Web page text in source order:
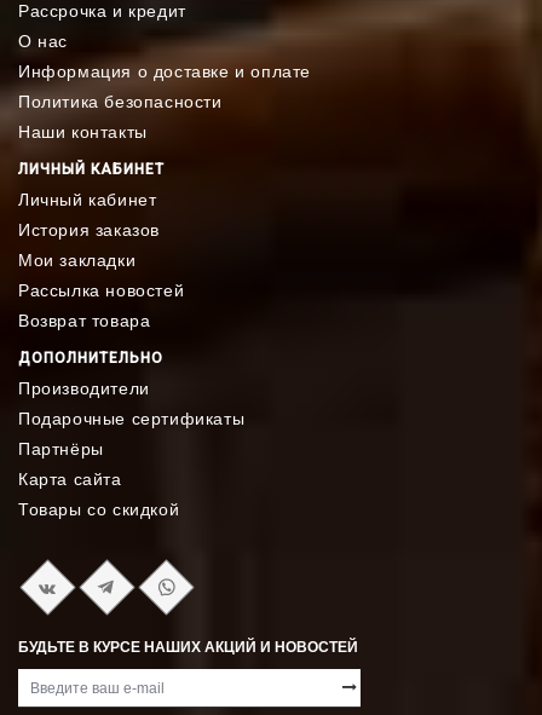
Рассрочка и кредит
О нас
Информация о доставке и оплате
Политика безопасности
Наши контакты
ЛИЧНЫЙ КАБИНЕТ
Личный кабинет
История заказов
Мои закладки
Рассылка новостей
Возврат товара
ДОПОЛНИТЕЛЬНО
Производители
Подарочные сертификаты
Партнёры
Карта сайта
Товары со скидкой
БУДЬТЕ В КУРСЕ НАШИХ АКЦИЙ И НОВОСТЕЙ